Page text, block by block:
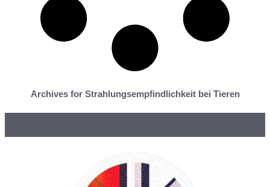
Archives for Strahlungsempfindlichkeit bei Tieren